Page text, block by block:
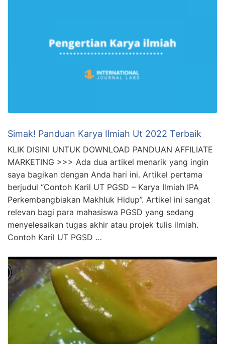
Simak! Panduan Karya Ilmiah Ut 2022 Terbaik
KLIK DISINI UNTUK DOWNLOAD PANDUAN AFFILIATE
MARKETING >>> Ada dua artikel menarik yang ingin
saya bagikan dengan Anda hari ini. Artikel pertama
berjudul “Contoh Karil UT PGSD – Karya Ilmiah IPA
Perkembangbiakan Makhluk Hidup”. Artikel ini sangat
relevan bagi para mahasiswa PGSD yang sedang
menyelesaikan tugas akhir atau projek tulis ilmiah.
Contoh Karil UT PGSD …